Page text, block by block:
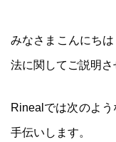
みなさまこんにち
法に関してご説明さ
Rinealでは次のよ
手伝いします。